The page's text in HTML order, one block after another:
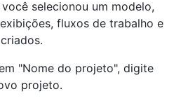
selecionou um modelo,
fluxos de trabalho e
"Nome do projeto", digite
projeto.